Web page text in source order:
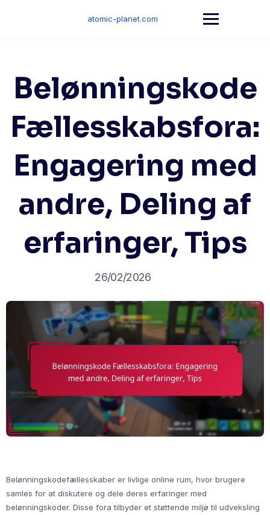
atomic-planet.com
Belønningskode
Fællesskabsfora:
Engagering med
andre, Deling af
erfaringer, Tips
26/02/2026
Belønningskodefællesskaber er livlige online rum, hvor brugere
samles for at diskutere og dele deres erfaringer med
belønningskoder. Disse fora tilbyder et støttende miljø til udveksling